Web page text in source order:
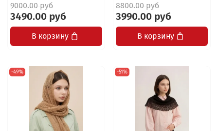
9000.00 руб
3490.00 руб
В корзину
8800.00 руб
3990.00 руб
В корзину
-49% -51%